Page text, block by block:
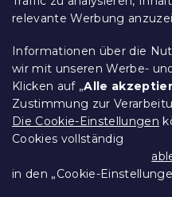
relevante Werbung
Informationen über die
wir mit unseren Werbe-
Klicken auf „Alle
Zustimmung zur
Die Cookie-Einstellungen
Cookies vollständig
in den „Cookie-